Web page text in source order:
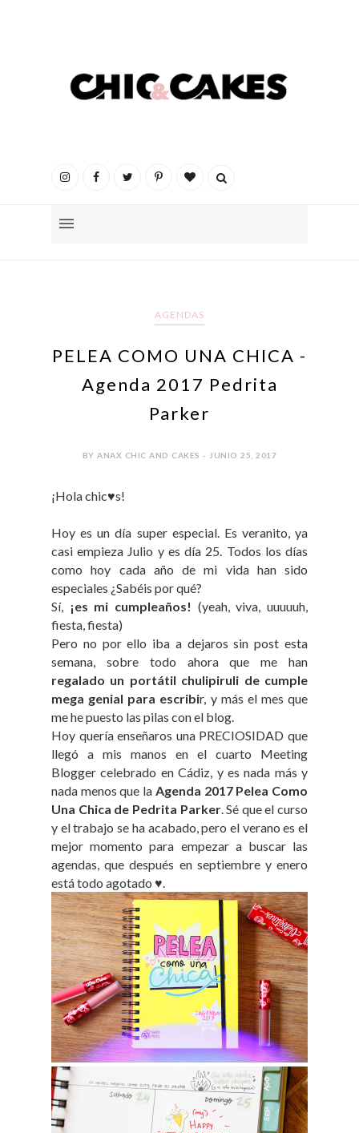
AGENDAS
PELEA COMO UNA CHICA -
Agenda 2017 Pedrita
Parker
BY ANAX CHIC AND CAKES - JUNIO 25, 2017
¡Hola chic♥s!
Hoy es un día super especial. Es veranito, ya
casi empieza Julio y es día 25. Todos los días
como hoy cada año de mi vida han sido
especiales ¿Sabéis por qué?
Sí, ¡es mi cumpleaños! (yeah, viva, uuuuuh,
fiesta, fiesta)
Pero no por ello iba a dejaros sin post esta
semana, sobre todo ahora que me han
regalado un portátil chulipiruli de cumple
mega genial para escribir, y más el mes que
me he puesto las pilas con el blog.
Hoy quería enseñaros una PRECIOSIDAD que
llegó a mis manos en el cuarto Meeting
Blogger celebrado en Cádiz, y es nada más y
nada menos que la Agenda 2017 Pelea Como
Una Chica de Pedrita Parker. Sé que el curso
y el trabajo se ha acabado, pero el verano es el
mejor momento para empezar a buscar las
agendas, que después en septiembre y enero
está todo agotado ♥.